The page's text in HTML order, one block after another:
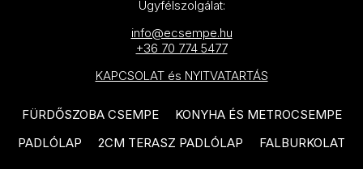
PARADYZ Modul termékcsalád
PARADYZ Harmony termékcsalád
PARADYZ Feelings termékcsalád
PARADYZ Memories termékcsalád
PARADYZ Synergy Nero
TUBADZIN Pietrasanta
TUBADZIN Torano termékcsalád
TUBADZIN Marmo D’oro
termékcsalád
Ügyfélszolgálat:
info@ecsempe.hu
+36 70 774 5477
KAPCSOLAT és NYITVATARTÁS
FÜRDŐSZOBA CSEMPE
KONYHA ÉS METROCSEMPE
PADLÓLAP
2CM TERASZ PADLÓLAP FALBURKOLAT